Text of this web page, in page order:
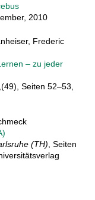
2010
Frederic
– zu jeder
Seiten 52–53,
(TH), Seiten